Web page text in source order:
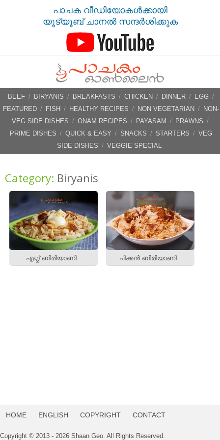
പാചക വീഡിയോകൾക്കായി
യൂട്യൂബ് ചാനൽ സന്ദർശിക്കുക
BEEF / BIRYANIS / BREAKFASTS / CHICKEN / DINNER / EGG /
FEATURED / FISH / HEALTHY RECIPES / NON VEGETARIAN / NON-
VEG SIDE DISHES / ONAM RECIPES / PAYASAM / PRAWNS /
PRIME DISHES / QUICK & EASY / SNACKS / STARTERS / VEG
SIDE DISHES / VEGGIE SPECIAL
Category: Biryanis
എഗ്ഗ് ബിരിയാണി ചിക്കന്‍ ബിരിയാണി
HOME ENGLISH COPYRIGHT CONTACT
Copyright © 2013 - 2026 Shaan Geo. All Rights Reserved.